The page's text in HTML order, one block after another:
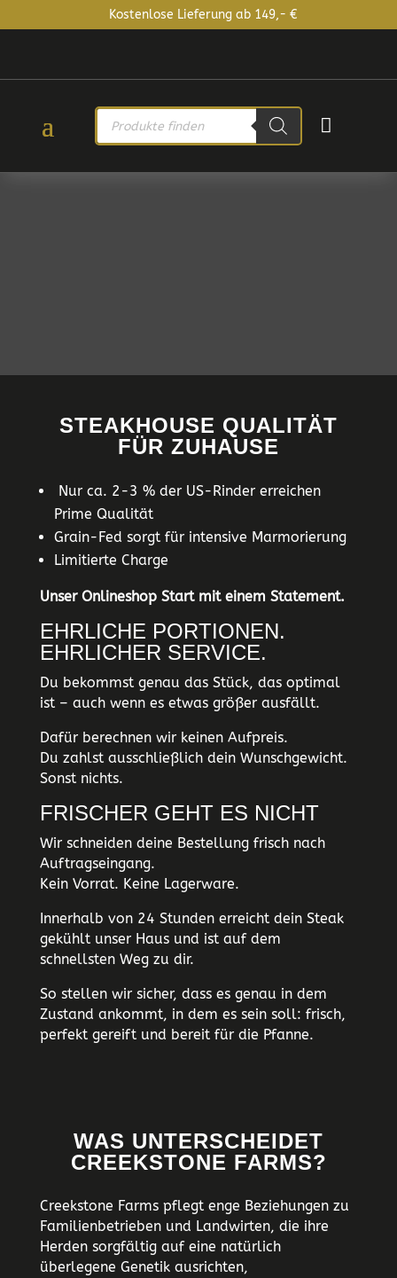
Kostenlose Lieferung ab 149,- €
PRODUCTS
SEARCH

STEAKHOUSE QUALITÄT
FÜR ZUHAUSE
Nur ca. 2-3 % der US-Rinder erreichen
Prime Qualität
Grain-Fed sorgt für intensive Marmorierung
Limitierte Charge
Unser Onlineshop Start mit einem Statement.
EHRLICHE PORTIONEN.
EHRLICHER SERVICE.
Du bekommst genau das Stück, das optimal
ist – auch wenn es etwas größer ausfällt.
Dafür berechnen wir keinen Aufpreis.
Du zahlst ausschließlich dein Wunschgewicht.
Sonst nichts.
FRISCHER GEHT ES NICHT
Wir schneiden deine Bestellung frisch nach
Auftragseingang.
Kein Vorrat. Keine Lagerware.
Innerhalb von 24 Stunden erreicht dein Steak
gekühlt unser Haus und ist auf dem
schnellsten Weg zu dir.
So stellen wir sicher, dass es genau in dem
Zustand ankommt, in dem es sein soll: frisch,
perfekt gereift und bereit für die Pfanne.
WAS UNTERSCHEIDET
CREEKSTONE FARMS?
Creekstone Farms pflegt enge Beziehungen zu
Familienbetrieben und Landwirten, die ihre
Herden sorgfältig auf eine natürlich
überlegene Genetik ausrichten,